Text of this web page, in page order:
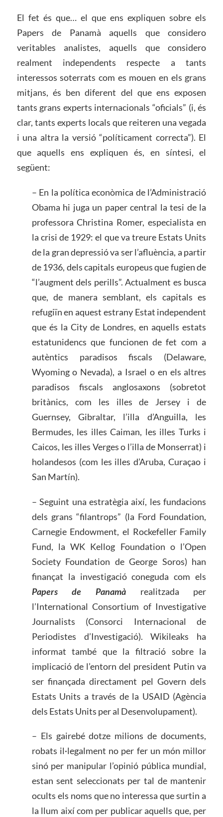
El fet és que… el que ens expliquen sobre els
Papers de Panamà aquells que considero
veritables analistes, aquells que considero
realment independents respecte a tants
interessos soterrats com es mouen en els grans
mitjans, és ben diferent del que ens exposen
tants grans experts internacionals “oficials” (i, és
clar, tants experts locals que reiteren una vegada
i una altra la versió “políticament correcta”). El
que aquells ens expliquen és, en síntesi, el
següent:
– En la política econòmica de l’Administració
Obama hi juga un paper central la tesi de la
professora Christina Romer, especialista en
la crisi de 1929: el que va treure Estats Units
de la gran depressió va ser l’afluència, a partir
de 1936, dels capitals europeus que fugien de
“l’augment dels perills”. Actualment es busca
que, de manera semblant, els capitals es
refugiïn en aquest estrany Estat independent
que és la City de Londres, en aquells estats
estatunidencs que funcionen de fet com a
autèntics paradisos fiscals (Delaware,
Wyoming o Nevada), a Israel o en els altres
paradisos fiscals anglosaxons (sobretot
britànics, com les illes de Jersey i de
Guernsey, Gibraltar, l’illa d’Anguilla, les
Bermudes, les illes Caiman, les illes Turks i
Caicos, les illes Verges o l’illa de Monserrat) i
holandesos (com les illes d’Aruba, Curaçao i
San Martín).
– Seguint una estratègia així, les fundacions
dels grans “filantrops” (la Ford Foundation,
Carnegie Endowment, el Rockefeller Family
Fund, la WK Kellog Foundation o l’Open
Society Foundation de George Soros) han
finançat la investigació coneguda com els
Papers de Panamà realitzada per
l’International Consortium of Investigative
Journalists (Consorci Internacional de
Periodistes d’Investigació). Wikileaks ha
informat també que la filtració sobre la
implicació de l’entorn del president Putin va
ser finançada directament pel Govern dels
Estats Units a través de la USAID (Agència
dels Estats Units per al Desenvolupament).
– Els gairebé dotze milions de documents,
robats il·legalment no per fer un món millor
sinó per manipular l’opinió pública mundial,
estan sent seleccionats per tal de mantenir
ocults els noms que no interessa que surtin a
la llum així com per publicar aquells que, per